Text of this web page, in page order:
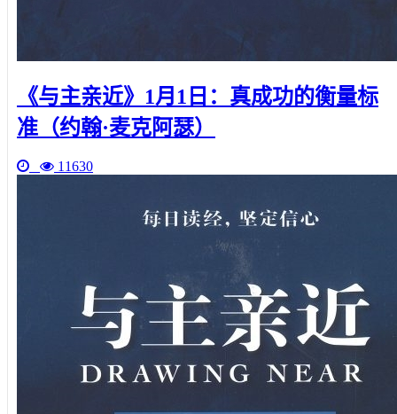
《与主亲近》1月1日：真成功的衡量标
准（约翰·麦克阿瑟）
11630